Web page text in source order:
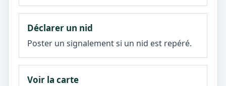
Déclarer un nid
Poster un signalement si un nid est repéré.
Voir la carte